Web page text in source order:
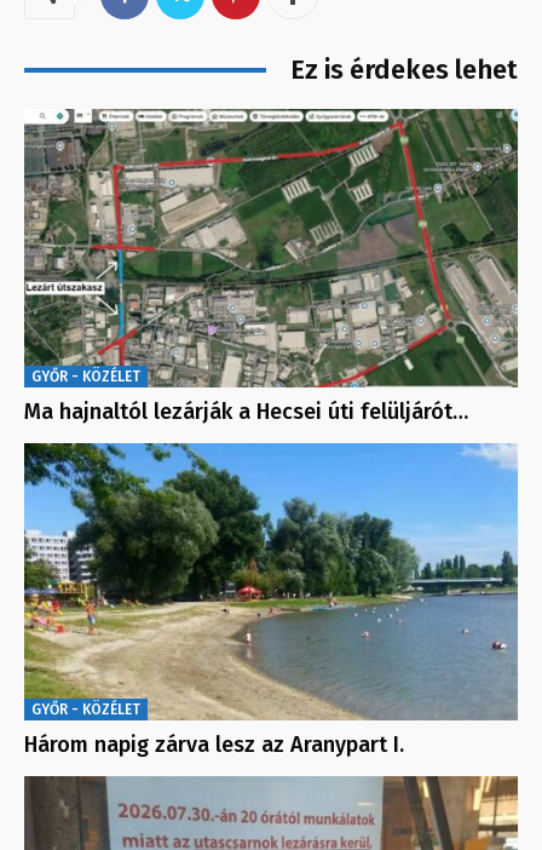
Ez is érdekes lehet
GYŐR - KÖZÉLET
Ma hajnaltól lezárják a Hecsei úti felüljárót…
GYŐR - KÖZÉLET
Három napig zárva lesz az Aranypart I.